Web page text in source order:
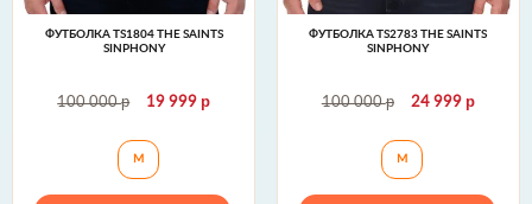
ФУТБОЛКА TS1804 THE SAINTS
SINPHONY
100 000р 19 999р
Футболка TS1804 The Saints Sinphony
M
ФУТБОЛКА TS2783 THE SAINTS
SINPHONY
100 000р 24 999 р
Футболка
M